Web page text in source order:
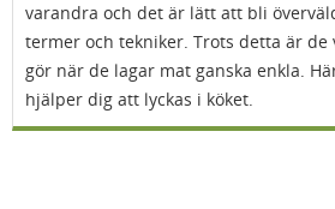
varandra och det är lätt att bli
termer och tekniker. Trots detta är de
gör när de lagar mat ganska enkla.
hjälper dig att lyckas i köket.